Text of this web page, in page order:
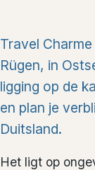
Travel
Rügen, in
ligging op de
en plan je
Duitsland.
Het ligt op